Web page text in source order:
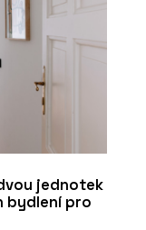
jednotek
bydlení pro